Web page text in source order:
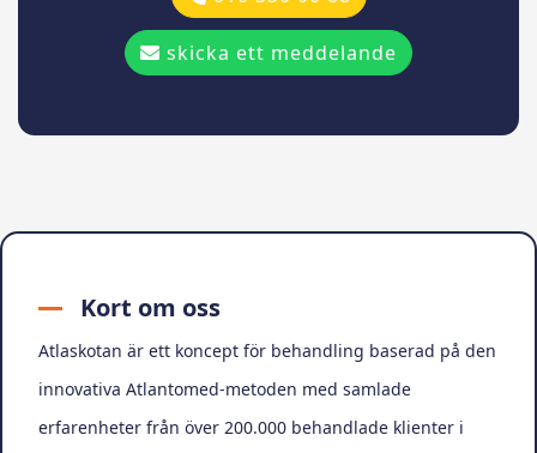
skicka ett meddelande
Kort om oss
Atlaskotan är ett koncept för behandling baserad på den
innovativa Atlantomed-metoden med samlade
erfarenheter från över 200.000 behandlade klienter i